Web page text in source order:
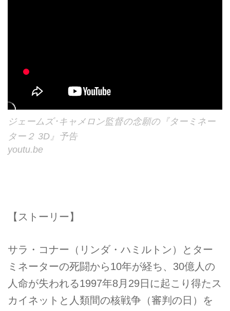
ジェームズ･キャメロン監督の念願の『ターミネー
ター２ 3D』予告
youtu.be
【ストーリー】
サラ・コナー（リンダ・ハミルトン）とター
ミネーターの死闘から10年が経ち、30億人の
人命が失われる1997年8月29日に起こり得たス
カイネットと人類間の核戦争（審判の日）を